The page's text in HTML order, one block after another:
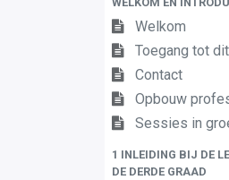
Welkom
Toegang tot
Contact
Opbouw
Sessies in
1 INLEIDING BIJ DE
DE DERDE GRAAD